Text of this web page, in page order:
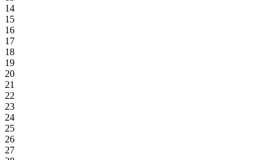
14
15
16
17
18
19
20
21
22
23
24
25
26
27